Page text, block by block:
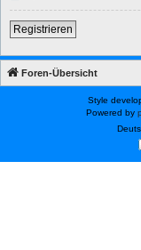
Registrieren
Foren-Übersicht
Style
Powered by